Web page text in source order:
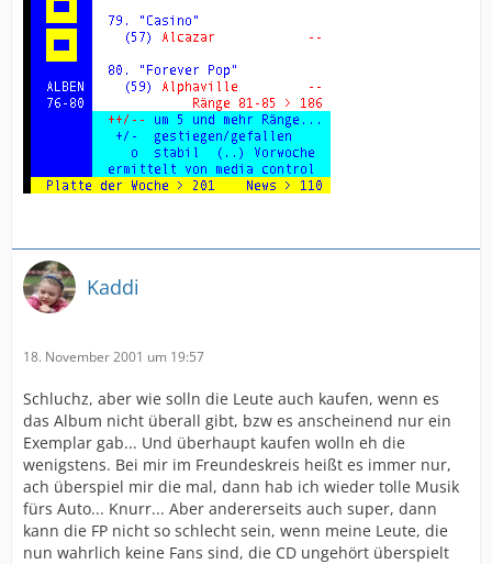
Kaddi
18. November 2001 um 19:57
Schluchz, aber wie solln die Leute auch kaufen, wenn es
das Album nicht überall gibt, bzw es anscheinend nur ein
Exemplar gab... Und überhaupt kaufen wolln eh die
wenigstens. Bei mir im Freundeskreis heißt es immer nur,
ach überspiel mir die mal, dann hab ich wieder tolle Musik
fürs Auto... Knurr... Aber andererseits auch super, dann
kann die FP nicht so schlecht sein, wenn meine Leute, die
nun wahrlich keine Fans sind, die CD ungehört überspielt